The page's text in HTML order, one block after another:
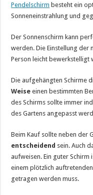
Pendelschirm besteht ein
Sonneneinstrahlung und
Der Sonnenschirm kann
werden. Die Einstellung der
Person leicht bewerkstelligt
Die aufgehängten Schirme
Weise einen bestimmten
des Schirms sollte immer
des Gartens angepasst
Beim Kauf sollte neben der
entscheidend sein. Auch
aufweisen. Ein guter
einem plötzlich
getragen werden muss.